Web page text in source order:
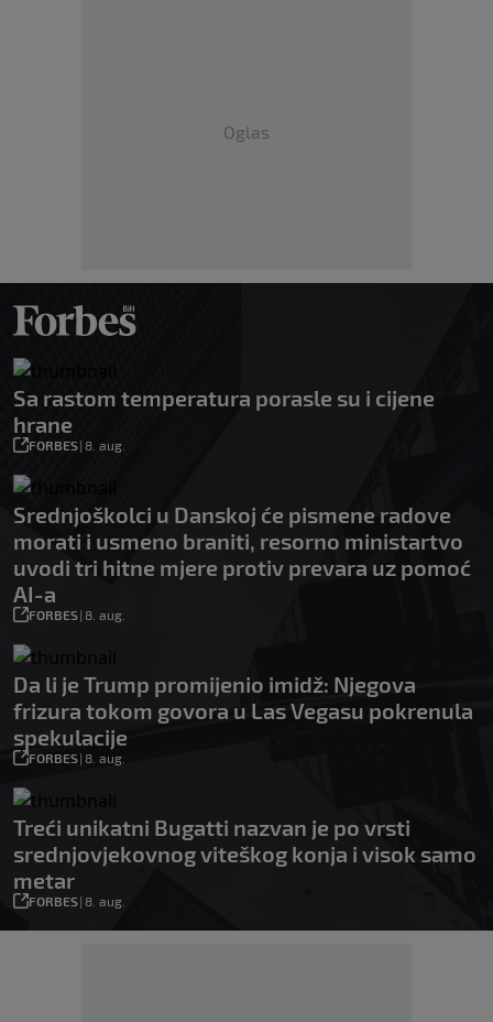
Oglas
Sa rastom temperatura porasle su i cijene
hrane
FORBES| 8. aug.
Srednjoškolci u Danskoj će pismene radove
morati i usmeno braniti, resorno ministartvo
uvodi tri hitne mjere protiv prevara uz pomoć
AI-a
FORBES| 8. aug.
Da li je Trump promijenio imidž: Njegova
frizura tokom govora u Las Vegasu pokrenula
spekulacije
FORBES| 8. aug.
Treći unikatni Bugatti nazvan je po vrsti
srednjovjekovnog viteškog konja i visok samo
metar
FORBES| 8. aug.